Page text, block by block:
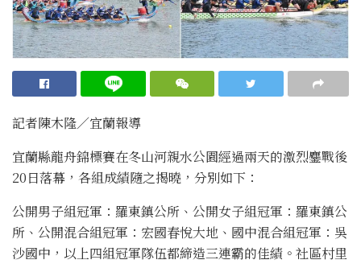
記者陳木隆∕宜蘭報導
宜蘭縣龍舟錦標賽在冬山河親水公園經過兩天的激烈鏖戰後
20日落幕，各組成績隨之揭曉，分別如下：
公開男子組冠軍：羅東鎮公所、公開女子組冠軍：羅東鎮公
所、公開混合組冠軍：宏國春悅大地、國中混合組冠軍：吳
沙國中，以上四組冠軍隊伍都締造三連霸的佳績。社區村里